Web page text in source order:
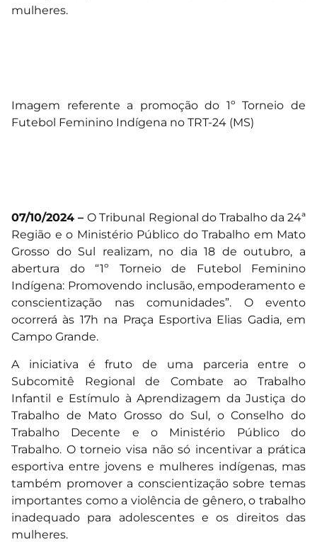
mulheres.
Imagem referente a promoção do 1º Torneio de
Futebol Feminino Indígena no TRT-24 (MS)
07/10/2024 –O Tribunal Regional do Trabalho da 24ª
Região e o Ministério Público do Trabalho em Mato
Grosso do Sul realizam, no dia 18 de outubro, a
abertura do “1º Torneio de Futebol Feminino
Indígena: Promovendo inclusão, empoderamento e
conscientização nas comunidades”. O evento
ocorrerá às 17h na Praça Esportiva Elias Gadia, em
Campo Grande.
A iniciativa é fruto de uma parceria entre o
Subcomitê Regional de Combate ao Trabalho
Infantil e Estímulo à Aprendizagem da Justiça do
Trabalho de Mato Grosso do Sul, o Conselho do
Trabalho Decente e o Ministério Público do
Trabalho. O torneio visa não só incentivar a prática
esportiva entre jovens e mulheres indígenas, mas
também promover a conscientização sobre temas
importantes como a violência de gênero, o trabalho
inadequado para adolescentes e os direitos das
mulheres.